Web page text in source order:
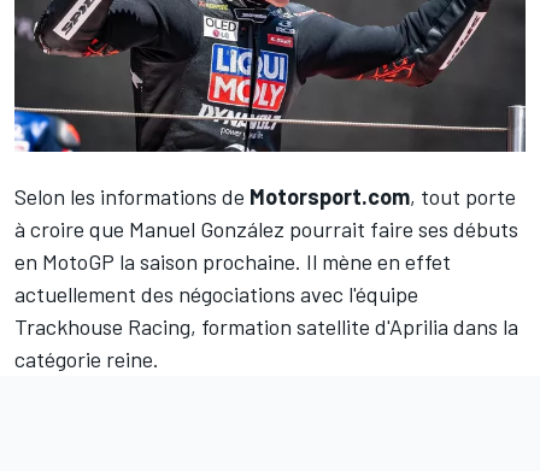
Selon les informations de Motorsport.com, tout porte
à croire que Manuel González pourrait faire ses débuts
en MotoGP la saison prochaine. Il mène en effet
actuellement des négociations avec l'équipe
Trackhouse Racing, formation satellite d'Aprilia dans la
catégorie reine.